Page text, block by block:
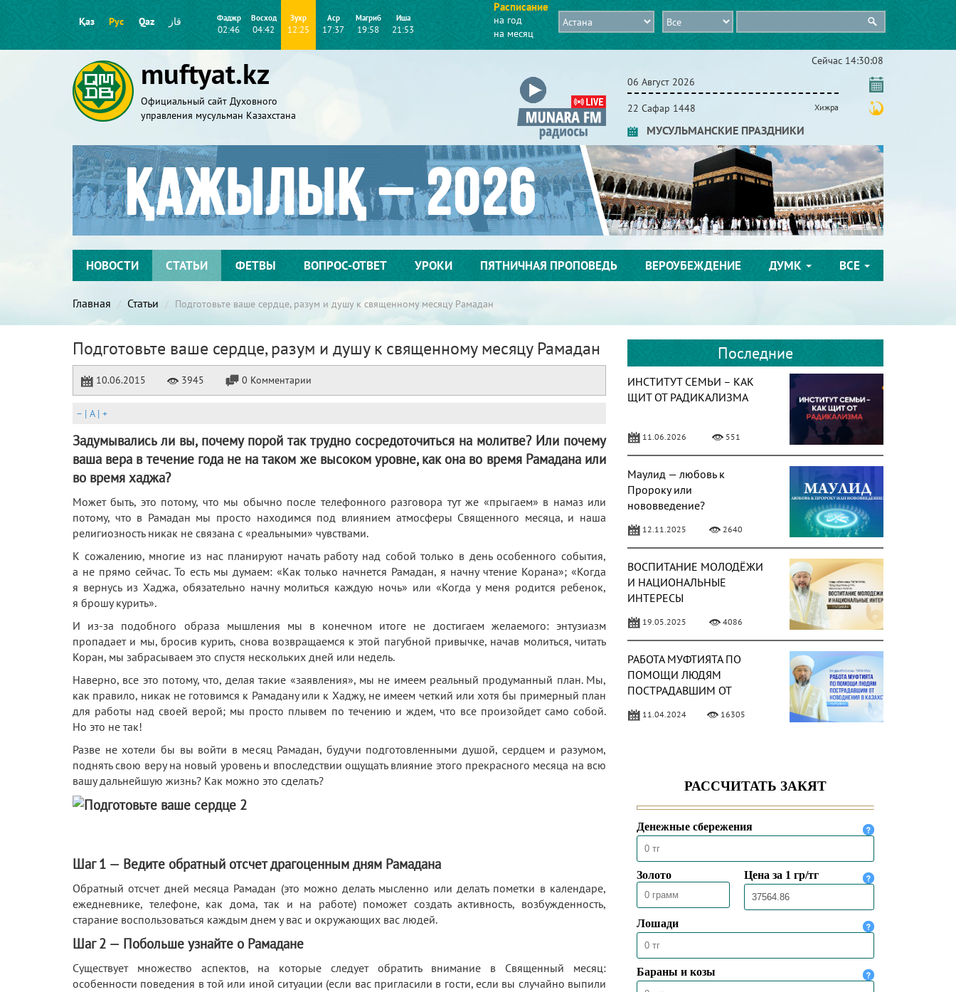
Қаз Рус Qaz قاز Фаджр
02:46
Восход
04:42
Зухр
12:25
Аср
17:37
Магриб
19:58
Иша
21:53
Расписание
на год
на месяц
muftyat.kz
Официальный сайт Духовного
управления мусульман Казахстана
Сейчас 14:30:09
06 Август 2026
22 Сафар 1448 Хижра
МУСУЛЬМАНСКИЕ ПРАЗДНИКИ
НОВОСТИ СТАТЬИ ФЕТВЫ ВОПРОС-ОТВЕТ УРОКИ ПЯТНИЧНАЯ ПРОПОВЕДЬ ВЕРОУБЕЖДЕНИЕ ДУМК ВСЕ
Главная Статьи Подготовьте ваше сердце, разум и душу к священному месяцу Рамадан
Подготовьте ваше сердце, разум и душу к священному месяцу Рамадан
10.06.2015 3945 0 Комментарии
– | A| +
Задумывались ли вы, почему порой так трудно сосредоточиться на молитве? Или почему
ваша вера в течение года не на таком же высоком уровне, как она во время Рамадана или
во время хаджа?
Может быть, это потому, что мы обычно после телефонного разговора тут же «прыгаем» в намаз или
потому, что в Рамадан мы просто находимся под влиянием атмосферы Священного месяца, и наша
религиозность никак не связана с «реальными» чувствами.
К сожалению, многие из нас планируют начать работу над собой только в день особенного события,
а не прямо сейчас. То есть мы думаем: «Как только начнется Рамадан, я начну чтение Корана»; «Когда
я вернусь из Хаджа, обязательно начну молиться каждую ночь» или «Когда у меня родится ребенок,
я брошу курить».
И из-за подобного образа мышления мы в конечном итоге не достигаем желаемого: энтузиазм
пропадает и мы, бросив курить, снова возвращаемся к этой пагубной привычке, начав молиться, читать
Коран, мы забрасываем это спустя нескольких дней или недель.
Наверно, все это потому, что, делая такие «заявления», мы не имеем реальный продуманный план. Мы,
как правило, никак не готовимся к Рамадану или к Хаджу, не имеем четкий или хотя бы примерный план
для работы над своей верой; мы просто плывем по течению и ждем, что все произойдет само собой.
Но это не так!
Разве не хотели бы вы войти в месяц Рамадан, будучи подготовленными душой, сердцем и разумом,
поднять свою веру на новый уровень и впоследствии ощущать влияние этого прекрасного месяца на всю
вашу дальнейшую жизнь? Как можно это сделать?
Шаг 1 — Ведите обратный отсчет драгоценным дням Рамадана
Обратный отсчет дней месяца Рамадан (это можно делать мысленно или делать пометки в календаре,
ежедневнике, телефоне, как дома, так и на работе) поможет создать активность, возбужденность,
старание воспользоваться каждым днем у вас и окружающих вас людей.
Шаг 2 — Побольше узнайте о Рамадане
Существует множество аспектов, на которые следует обратить внимание в Священный месяц:
особенности поведения в той или иной ситуации (если вас пригласили в гости, если вы случайно выпили
Последние
ИНСТИТУТ СЕМЬИ – КАК
ЩИТ ОТ РАДИКАЛИЗМА
11.06.2026 551
Маулид — любовь к
Пророку или
нововведение?
12.11.2025 2640
ВОСПИТАНИЕ МОЛОДЁЖИ
И НАЦИОНАЛЬНЫЕ
ИНТЕРЕСЫ
19.05.2025 4086
РАБОТА МУФТИЯТА ПО
ПОМОЩИ ЛЮДЯМ
ПОСТРАДАВШИМ ОТ
КАЗАХСТАНЕ
11.04.2024 16305
16.12.2023 20967
ДЕНЬ РЕСПУБЛИКИ –
НАЦИОНАЛЬНЫЙ
ПРАЗДНИК КАЗАХСТАНА
25.10.2023